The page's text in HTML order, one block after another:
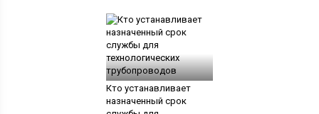
Кто устанавливает
назначенный срок